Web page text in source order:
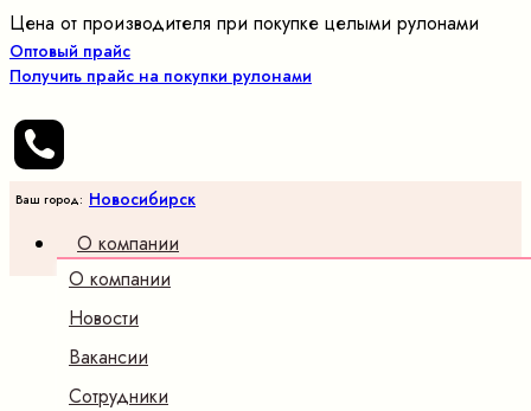
Цена от производителя при покупке целыми рулонами
Оптовый прайс
Получить прайс на покупки рулонами
Ваш город: Новосибирск
О компании
О компании
Новости
Вакансии
Сотрудники